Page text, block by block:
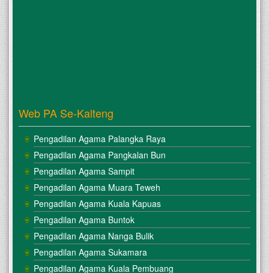
Web PA Se-Kalteng
Pengadilan Agama Palangka Raya
Pengadilan Agama Pangkalan Bun
Pengadilan Agama Sampit
Pengadilan Agama Muara Teweh
Pengadilan Agama Kuala Kapuas
Pengadilan Agama Buntok
Pengadilan Agama Nanga Bulik
Pengadilan Agama Sukamara
Pengadilan Agama Kuala Pembuang